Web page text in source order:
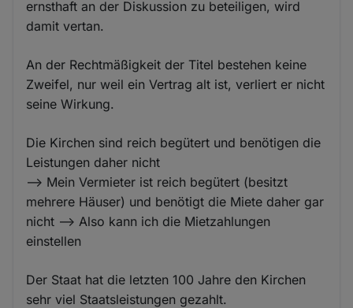
ernsthaft an der Diskussion zu beteiligen, wird
damit vertan.
An der Rechtmäßigkeit der Titel bestehen keine
Zweifel, nur weil ein Vertrag alt ist, verliert er nicht
seine Wirkung.
Die Kirchen sind reich begütert und benötigen die
Leistungen daher nicht
--> Mein Vermieter ist reich begütert (besitzt
mehrere Häuser) und benötigt die Miete daher gar
nicht --> Also kann ich die Mietzahlungen
einstellen
Der Staat hat die letzten 100 Jahre den Kirchen
sehr viel Staatsleistungen gezahlt.